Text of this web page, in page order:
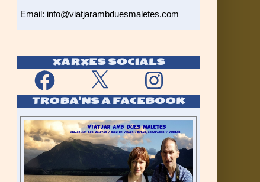
Email: info@viatjarambduesmaletes.com
XARXES SOCIALS
Facebook
TROBA’NS A FACEBOOK